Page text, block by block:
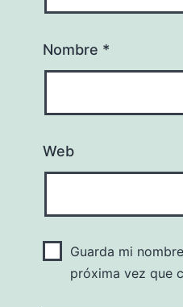
Nombre *
Web
Guarda mi
próxima vez que